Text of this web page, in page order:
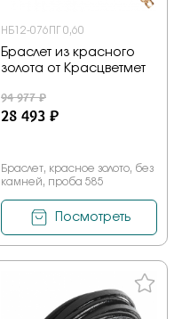
НБ12-076ПГ 0,60
Браслет из красного
золота от Красцветмет
94 977 ₽
28 493 ₽
Браслет, красное золото, без
камней, проба 585
Посмотреть